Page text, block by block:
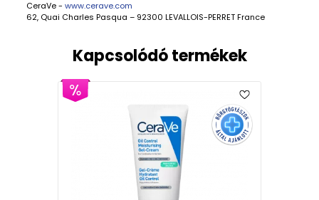
CeraVe - www.cerave.com
62, Quai Charles Pasqua – 92300 LEVALLOIS-PERRET France
Kapcsolódó termékek